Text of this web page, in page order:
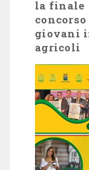
la finale
giovani
agricoli